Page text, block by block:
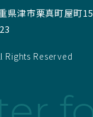
県津市栗真町屋町
Rights Reserved